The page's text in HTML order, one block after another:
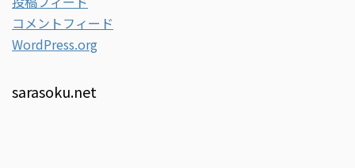
コメントフィード
WordPress.org
sarasoku.net